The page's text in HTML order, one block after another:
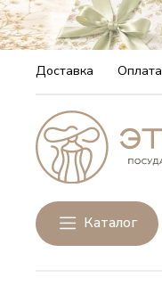
Доставка Оплата
Каталог